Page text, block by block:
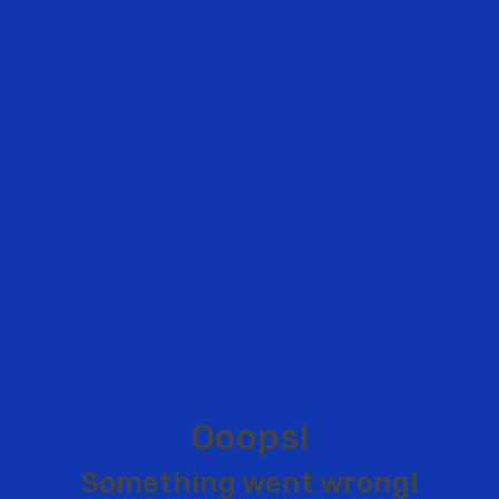
Ooops!
Something went wrong!